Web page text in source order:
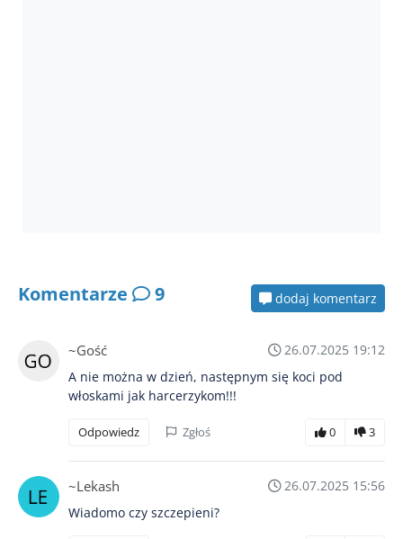
Komentarze 9 dodaj komentarz
~Gość
26.07.2025 19:12
A nie można w dzień, następnym się koci pod
włoskami jak harcerzykom!!!
Odpowiedz Zgłoś 0 3
~Lekash
26.07.2025 15:56
Wiadomo czy szczepieni?